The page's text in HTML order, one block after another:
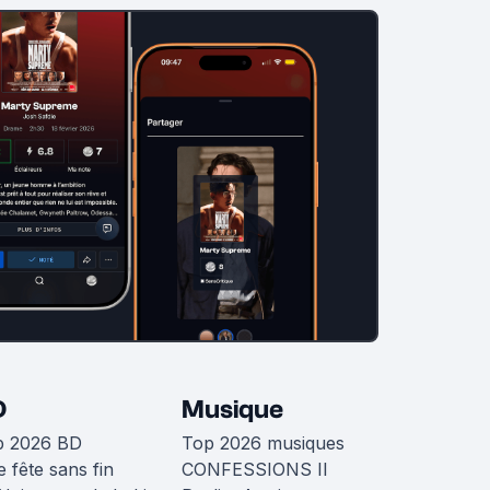
2026 BD
fête sans fin
Musique
Top 2026 musiques
CONFESSIONS II